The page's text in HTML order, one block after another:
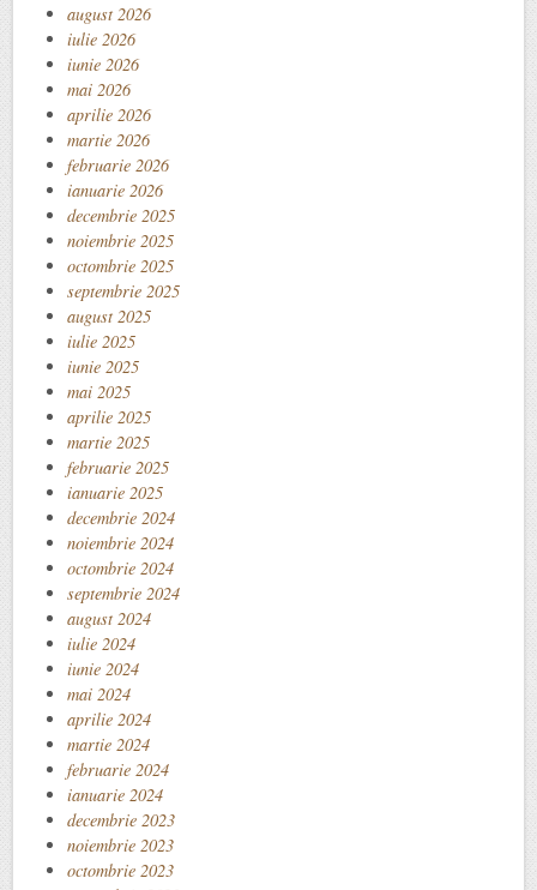
august 2026
iulie 2026
iunie 2026
mai 2026
aprilie 2026
martie 2026
februarie 2026
ianuarie 2026
decembrie 2025
noiembrie 2025
octombrie 2025
septembrie 2025
august 2025
iulie 2025
iunie 2025
mai 2025
aprilie 2025
martie 2025
februarie 2025
ianuarie 2025
decembrie 2024
noiembrie 2024
octombrie 2024
septembrie 2024
august 2024
iulie 2024
iunie 2024
mai 2024
aprilie 2024
martie 2024
februarie 2024
ianuarie 2024
decembrie 2023
noiembrie 2023
octombrie 2023